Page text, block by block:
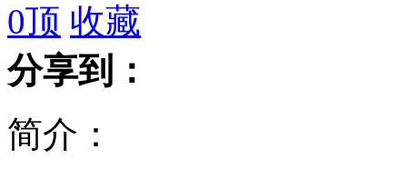
强降雨致贵州19县区不同程度受灾
小狐狸被困下水道 遇狗获救
0顶 收藏
分享到：
简介：